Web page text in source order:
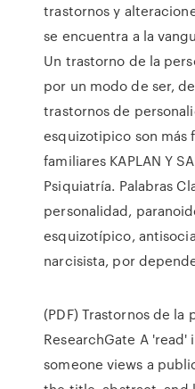
trastornos y
se encuentra a la
Un trastorno de la
por un modo de ser,
trastornos de
esquizotipico son más
familiares KAPLAN Y
Psiquiatría. Palabras
personalidad,
esquizotípico,
narcisista, por
(PDF) Trastornos de la
ResearchGate A
someone views a